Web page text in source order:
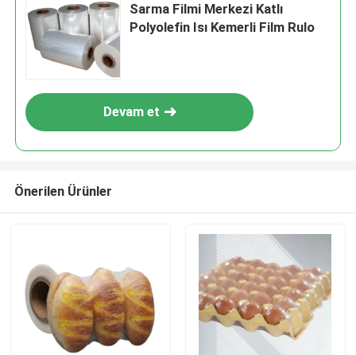
Sarma Filmi Merkezi Katlı
Polyolefin Isı Kemerli Film Rulo
Devam et
Önerilen Ürünler